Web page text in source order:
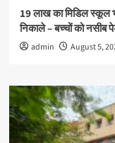
19 लाख का मिडिल
निकाले – बच्चों को नसीब
admin August 5,